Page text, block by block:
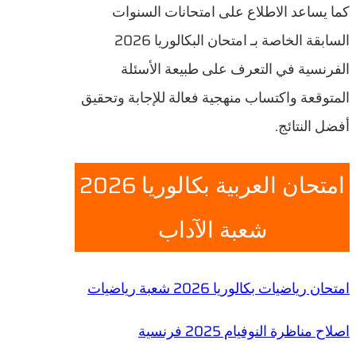
كما يساعد الاطلاع على امتحانات السنوات
السابقة الخاصة بـ امتحان البكالوريا 2026
الفرنسية في التعرف على طبيعة الأسئلة
المتوقعة واكتساب منهجية فعالة للإجابة وتحقيق
أفضل النتائج.
امتحان العربية بكالوريا 2026
شعبة الآداب
امتحان رياضيات بكالوريا 2026 شعبة رياضيات
اصلاح مناظرة النوفيام 2025 فرنسية